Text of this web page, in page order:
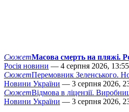
СюжетМасова смерть на пляжі.
Росія новини — 4 серпня 2026, 13:55
СюжетПеремовник Зеленського.
Новини України — 3 серпня 2026,
СюжетВідмова в ліцензії.
Новини України — 3 серпня 2026,